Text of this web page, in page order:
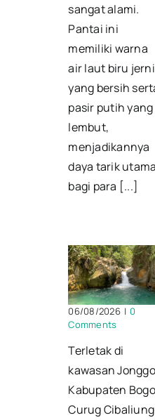
sangat alami.
Pantai ini
memiliki warna
air laut biru
yang bersih
pasir putih yang
lembut,
menjadikannya
daya tarik utama
bagi para [...]
06/08/2026 | 0
Comments
Terletak di
kawasan
Kabupaten
Curug Cibaliung